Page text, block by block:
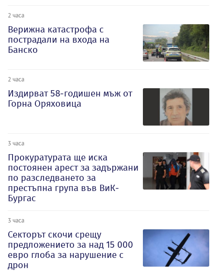
2 часа
Верижна катастрофа с
пострадали на входа на
Банско
2 часа
Издирват 58-годишен мъж от
Горна Оряховица
3 часа
Прокуратурата ще иска
постоянен арест за задържани
по разследването за
престъпна група във ВиК-
Бургас
3 часа
Секторът скочи срещу
предложението за над 15 000
евро глоба за нарушение с
дрон